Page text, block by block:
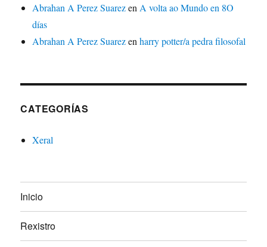
Abrahan A Perez Suarezen A volta ao Mundo en 8O
días
Abrahan A Perez Suarezenharry potter/a pedra filosofal
CATEGORÍAS
Xeral
Inicio
Rexistro